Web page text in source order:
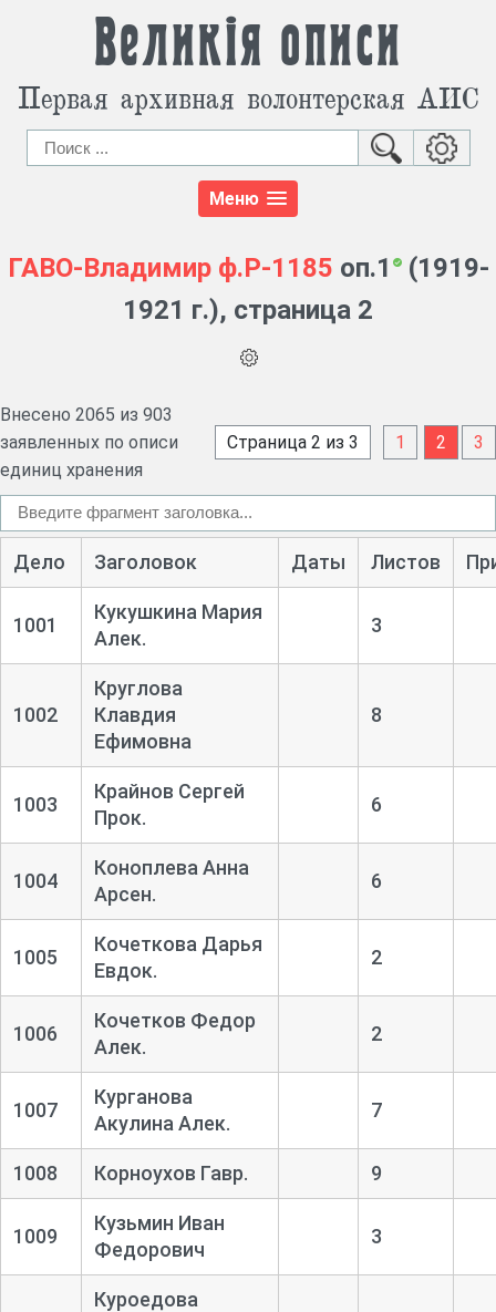
Великія описи
Первая архивная волонтерская АИС
Меню
ГАВО-Владимир ф.Р-1185 оп.1 (1919-
1921 г.), страница 2
Внесено 2065 из 903
заявленных по описи
единиц хранения
Страница 2 из 3 1 2 3
Дело Заголовок Даты Листов
1001
Кукушкина Мария
Алек.
3
1002
Круглова
Клавдия
Ефимовна
8
1003
Крайнов Сергей
Прок.
6
1004
Коноплева Анна
Арсен.
6
1005
Кочеткова Дарья
Евдок.
2
1006
Кочетков Федор
Алек.
2
1007
Курганова
Акулина Алек.
7
1008 Корноухов Гавр. 9
1009
Кузьмин Иван
Федорович
3
Куроедова